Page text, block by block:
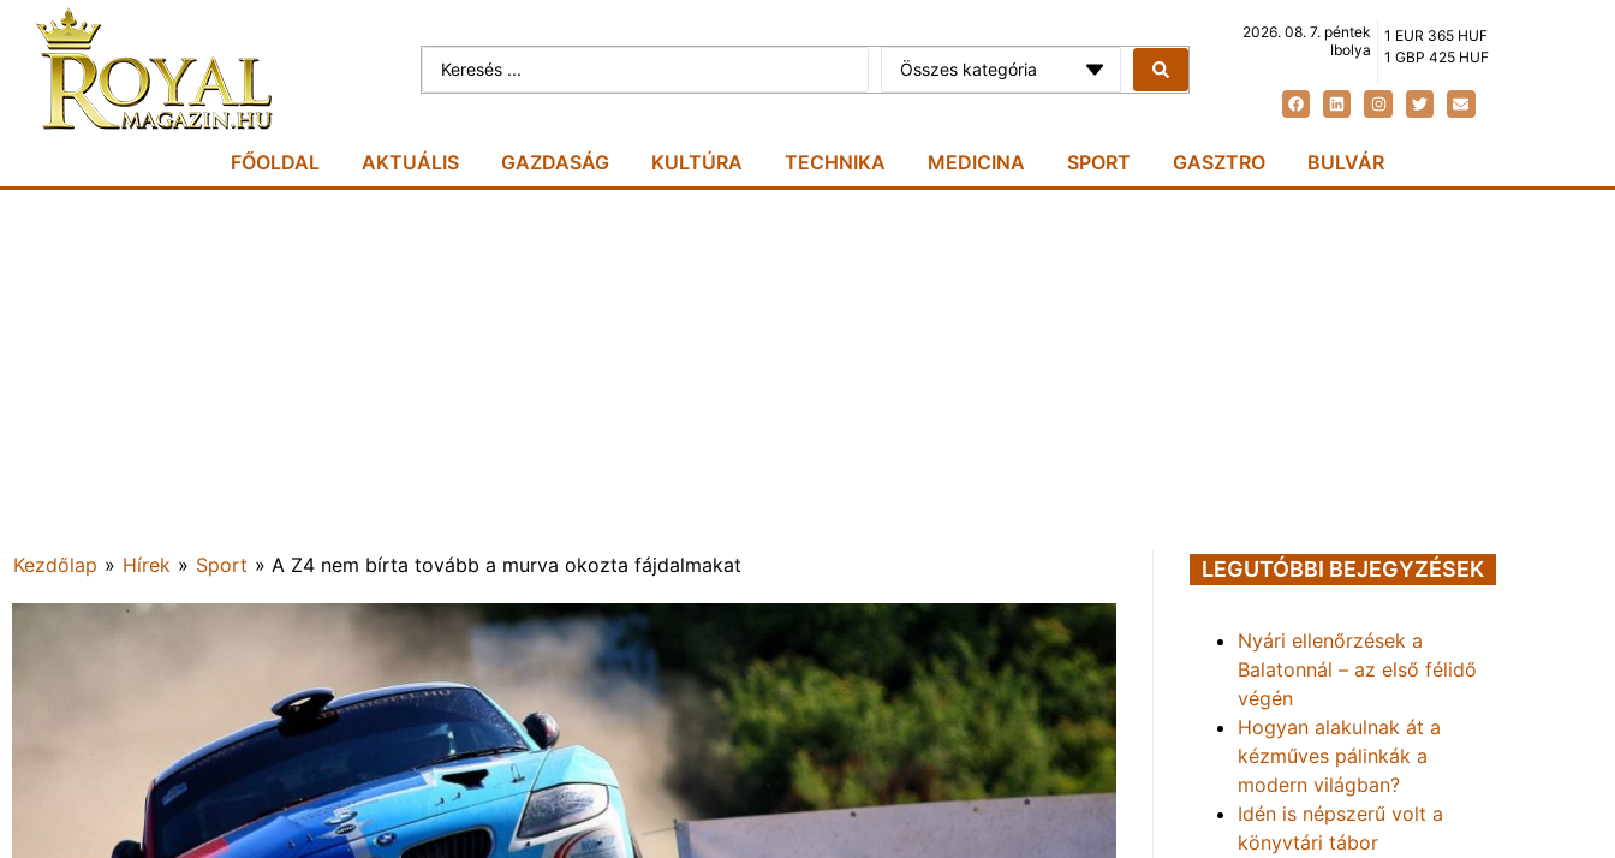
Összes kategória
2026. 08. 7. péntek
Ibolya
1 EUR 365 HUF
1 GBP 425 HUF
FŐOLDAL AKTUÁLIS GAZDASÁG KULTÚRA TECHNIKA MEDICINA SPORT GASZTRO BULVÁR
Kezdőlap » Hírek » Sport » A Z4 nem bírta tovább a murva okozta fájdalmakat LEGUTÓBBI BEJEGYZÉSEK
Nyári ellenőrzések a
Balatonnál – az első félidő
végén
Hogyan alakulnak át a
kézműves pálinkák a
modern világban?
Idén is népszerű volt a
könyvtári tábor